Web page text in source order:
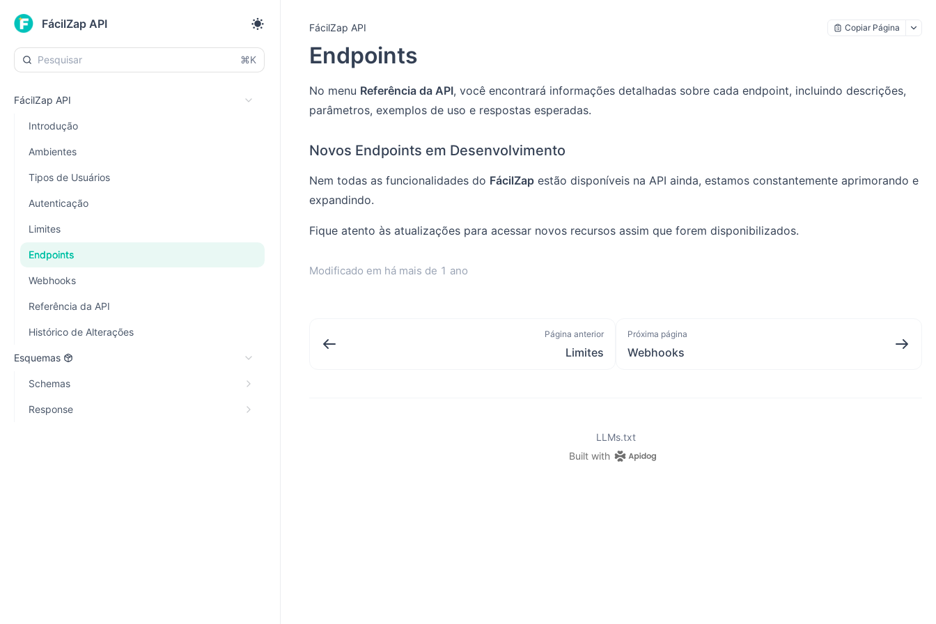
FácilZap API
⌘K
FácilZap API
Introdução
Ambientes
Tipos de Usuários
Autenticação
Limites
Endpoints
Webhooks
Referência da API
Histórico de Alterações
Esquemas
Schemas
Response
FácilZap API Copiar Página
Endpoints
No menu Referência da API, você encontrará informações detalhadas sobre cada endpoint, incluindo descrições,
parâmetros, exemplos de uso e respostas esperadas.
Novos Endpoints em Desenvolvimento
Nem todas as funcionalidades do FácilZap estão disponíveis na API ainda, estamos constantemente aprimorando e
expandindo.
Fique atento às atualizações para acessar novos recursos assim que forem disponibilizados.
Modificado em há mais de 1 ano
Página anterior
Limites
Próxima página
Webhooks
LLMs.txt
Built with